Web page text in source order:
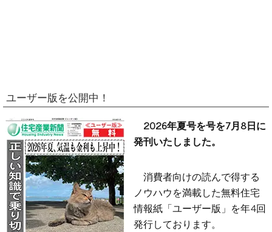
ユーザー版を公開中！
2026年夏号を号を7月8日に
発刊いたしました。
消費者向けの読んで得する
ノウハウを満載した無料住宅
情報紙「ユーザー版」を年4回
発行しております。